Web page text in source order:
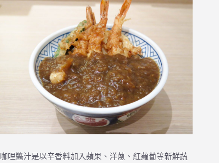
咖哩醬汁是以辛香料加入蘋果、洋蔥、紅蘿蔔等新鮮蔬